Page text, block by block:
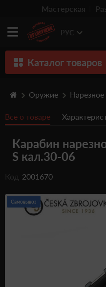
Мастерская
РУС
Каталог товаров
Травматическое
Пистолеты
Оптика
Тюнинг
Аксессуары
Релоадинг патронов
Подарочные
Оружие
Все о товаре
Карабин
S кал.30-06
Код 2001670
Самовывоз